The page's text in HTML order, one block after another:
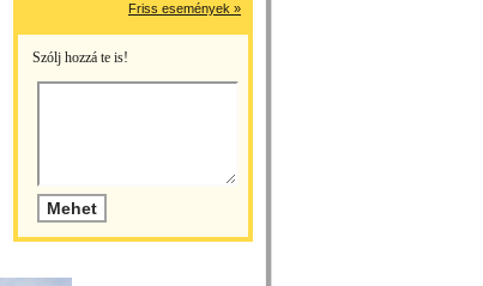
Friss események »
Szólj hozzá te is!